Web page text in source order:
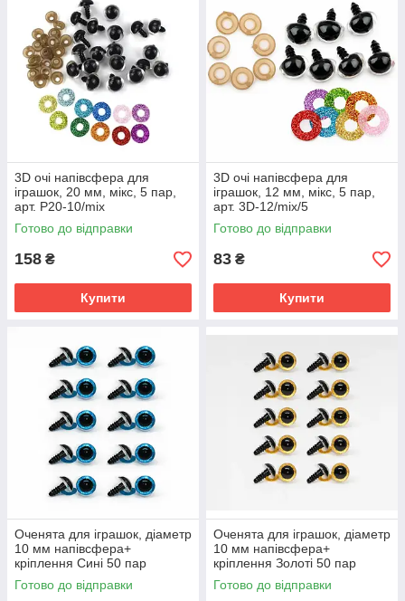
3D очі напівсфера для
іграшок, 20 мм, мікс, 5 пар,
арт. P20-10/mix
Готово до відправки
158 ₴
Купити
3D очі напівсфера для
іграшок, 12 мм, мікс, 5 пар,
арт. 3D-12/mix/5
Готово до відправки
83 ₴
Купити
Оченята для іграшок, діаметр
10 мм напівсфера+
кріплення Сині 50 пар
Готово до відправки
Оченята для іграшок, діаметр
10 мм напівсфера+
кріплення Золоті 50 пар
Готово до відправки